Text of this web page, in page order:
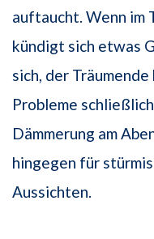
auftaucht. Wenn im
kündigt sich etwas
sich, der
Probleme
Dämmerung am
hingegen für
Aussichten.